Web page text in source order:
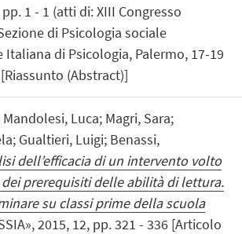
1 - 1 (atti di: XIII Congresso
di Psicologia sociale
Italiana di Psicologia, Palermo, 17-19
(Abstract)]
Luca; Magri, Sara;
Gualtieri, Luigi; Benassi,
dell’efficacia di un intervento volto
prerequisiti delle abilità di lettura.
su classi prime della scuola
2015, 12, pp. 321 - 336 [Articolo